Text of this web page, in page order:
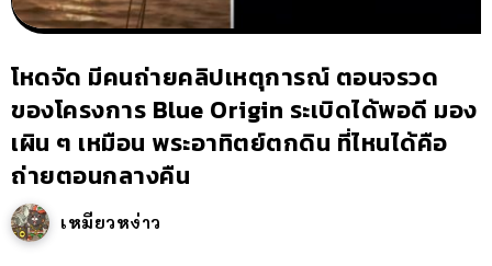
โหดจัด มีคนถ่ายคลิปเหตุการณ์ ตอนจรวด
ของโครงการ Blue Origin ระเบิดได้พอดี มอง
เผิน ๆ เหมือน พระอาทิตย์ตกดิน ที่ไหนได้คือ
ถ่ายตอนกลางคืน
เหมียวหง่าว